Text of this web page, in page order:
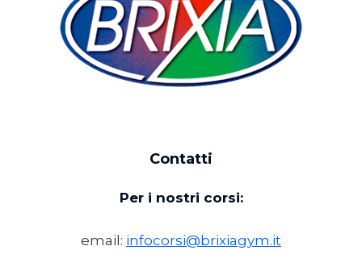
Contatti
Per i nostri corsi:
email: infocorsi@brixiagym.it